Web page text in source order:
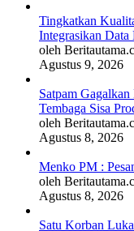
Tingkatkan
Integrasikan Data
oleh
Agustus 9, 2026
Satpam
Tembaga Sisa
oleh
Agustus 8, 2026
Menko PM :
oleh
Agustus 8, 2026
Satu Korban